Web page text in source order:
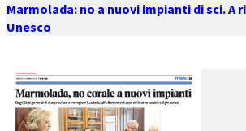
Marmolada: no a nuovi impianti di sci.
Unesco